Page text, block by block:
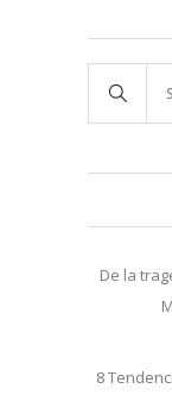
De la
8